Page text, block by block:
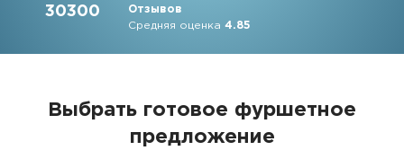
30300
Отзывов
Средняя оценка4.85
Выбрать готовое фуршетное
предложение